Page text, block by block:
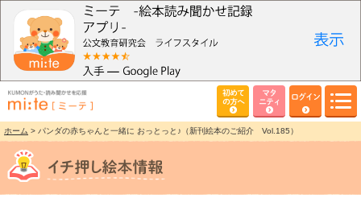
初めて
の方へ
マタ
ニティ
ログイン
ホーム > パンダの赤ちゃんと一緒に おっとっと♪（新刊絵本のご紹介 Vol.185）